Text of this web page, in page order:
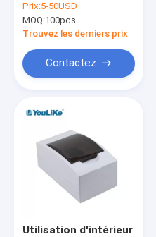
boîte de DB de 8
manières avec la
fenêtre transparente
Prix:5-50USD
MOQ:100pcs
Trouvez les derniers prix
Contactez
Utilisation d'intérieur